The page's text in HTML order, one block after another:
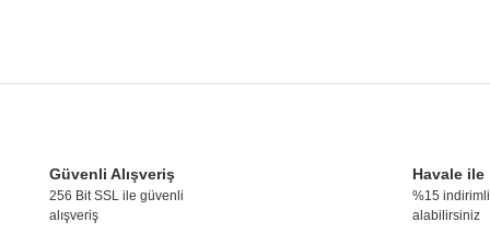
Güvenli Alışveriş
256 Bit SSL ile güvenli
alışveriş
Havale ile
%15 indirimli
alabilirsiniz